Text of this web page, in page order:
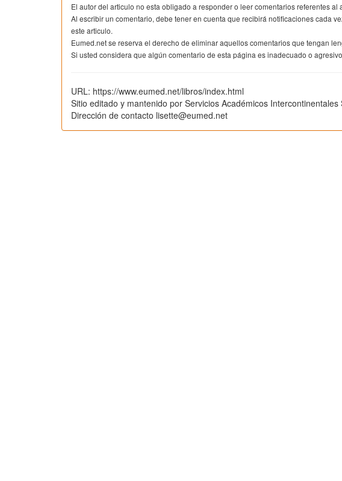
El autor del articulo no esta obligado a responder o leer comentarios referentes al
Al escribir un comentario, debe tener en cuenta que recibirá notificaciones cada
este articulo.
Eumed.net se reserva el derecho de eliminar aquellos comentarios que tengan
Si usted considera que algún comentario de esta página es inadecuado o
URL: https://www.eumed.net/libros/index.html
Sitio editado y mantenido por Servicios Académicos Intercontinentales
Dirección de contacto lisette@eumed.net